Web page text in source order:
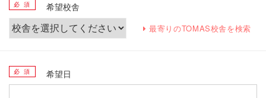
希望校舎
必 須
最寄りのTOMAS校舎を検索
希望日
必 須